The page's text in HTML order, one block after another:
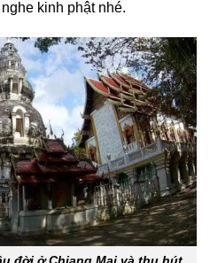
kinh phật nhé.